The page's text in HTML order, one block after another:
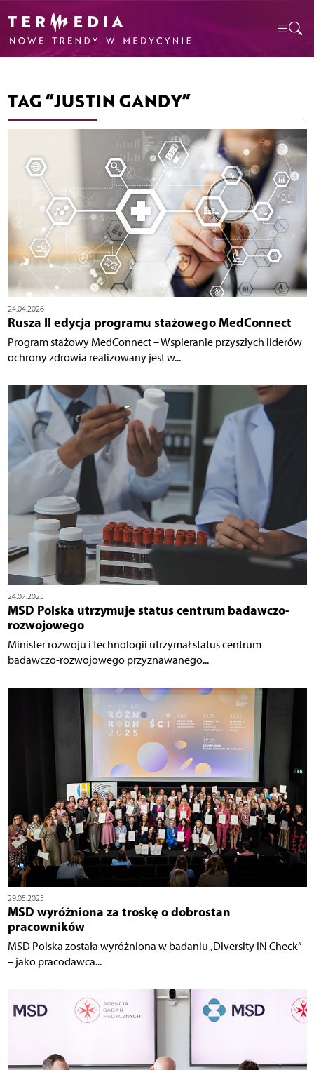
TAG “JUSTIN GANDY”
24.04.2026
Rusza II edycja programu stażowego MedConnect
Program stażowy MedConnect – Wspieranie przyszłych liderów
ochrony zdrowia realizowany jest w...
24.07.2025
MSD Polska utrzymuje status centrum badawczo-
rozwojowego
Minister rozwoju i technologii utrzymał status centrum
badawczo-rozwojowego przyznawanego...
29.05.2025
MSD wyróżniona za troskę o dobrostan
pracowników
MSD Polska została wyróżniona w badaniu „Diversity IN Check”
– jako pracodawca...